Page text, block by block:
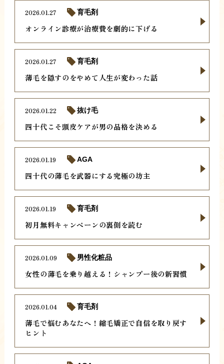
オンライン診療が治療費を劇的に下げる
2026.01.27 育毛剤
薄毛を隠すのをやめて人生が変わった話
2026.01.27 育毛剤
四十代こそ頭皮ケアが男の品格を決める
2026.01.22 抜け毛
四十代の薄毛を武器にする究極の坊主
2026.01.19 AGA
初月無料キャンペーンの裏側を読む
2026.01.19 育毛剤
女性の薄毛を乗り越える！シャンプー後の新習慣
2026.01.09 男性化粧品
薄毛で悩むあなたへ！縮毛矯正で自信を取り戻す
ヒント
2026.01.04 育毛剤